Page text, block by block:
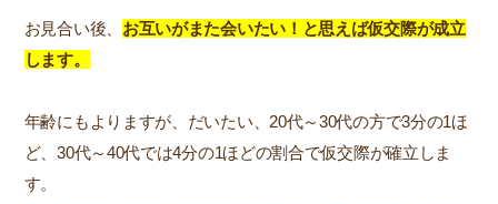
お見合い後、 お互いがまた会いたい！と思えば仮交際が成立
します。
年齢にもよりますが、だいたい、20代～30代の方で3分の1ほ
ど、30代～40代では4分の1ほどの割合で仮交際が確立しま
す。